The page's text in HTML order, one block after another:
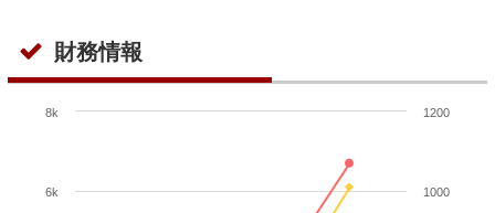
財務情報
6k
8k
1000
1200